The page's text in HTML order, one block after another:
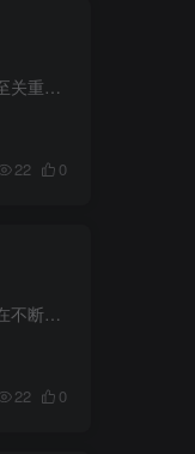
在信息时代，数据安全对于个人和组织变得至关重要。无论是个人隐私保护还是企业机密防护，透明加密技术都扮演着重要角色。透明加密是一种自动加密机制，旨在无缝地将加密操作集成到用户和应用程...
22 0
随着网络技术的快速发展，网络安全技术也在不断创新和升级。近年来，网络安全领域的研究与应用成为了信息化社会关注的重点。在这篇文章中，我们将探讨网络安全技术研究的最新动态，以帮助企业和...
22 0